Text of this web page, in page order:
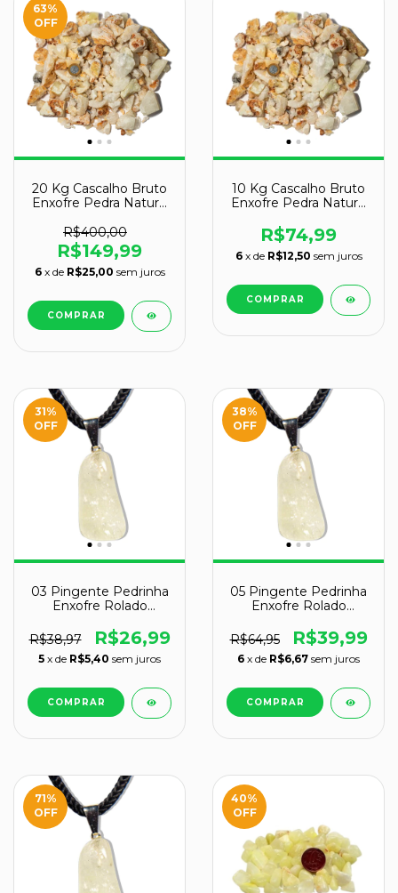
63%
OFF
20 Kg Cascalho Bruto
Enxofre Pedra Natural
R$400,00
R$149,99
6 x de R$25,00 sem juros
10 Kg Cascalho Bruto
Enxofre Pedra Natural
R$74,99
6 x de R$12,50 sem juros
31%
OFF
03 Pingente Pedrinha
Enxofre Rolado
Prateado Atacado
R$38,97 R$26,99
5 x de R$5,40 sem juros
38%
OFF
05 Pingente Pedrinha
Enxofre Rolado
Prateado Atacado
R$64,95 R$39,99
6 x de R$6,67 sem juros
71%
OFF
40%
OFF